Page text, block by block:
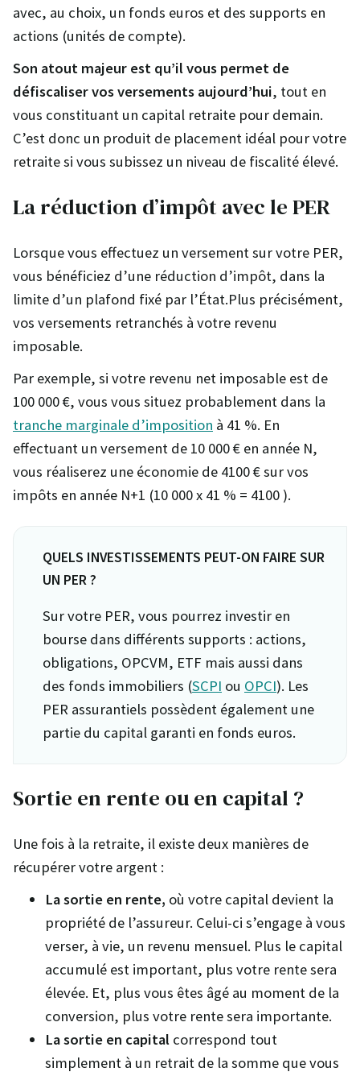
avec, au choix, un fonds euros et des supports en
actions (unités de compte).
Son atout majeur est qu’il vous permet de
défiscaliser vos versements aujourd’hui, tout en
vous constituant un capital retraite pour demain.
C’est donc un produit de placement idéal pour votre
retraite si vous subissez un niveau de fiscalité élevé.
La réduction d’impôt avec le PER
Lorsque vous effectuez un versement sur votre PER,
vous bénéficiez d’une réduction d’impôt, dans la
limite d’un plafond fixé par l’État.Plus précisément,
vos versements retranchés à votre revenu
imposable.
Par exemple, si votre revenu net imposable est de
100 000 €, vous vous situez probablement dans la
tranche marginale d’imposition à 41 %. En
effectuant un versement de 10 000 € en année N,
vous réaliserez une économie de 4100 € sur vos
impôts en année N+1 (10 000 x 41 % = 4100 ).
QUELS INVESTISSEMENTS PEUT-ON FAIRE SUR
UN PER ?
Sur votre PER, vous pourrez investir en
bourse dans différents supports : actions,
obligations, OPCVM, ETF mais aussi dans
des fonds immobiliers (SCPI ou OPCI). Les
PER assurantiels possèdent également une
partie du capital garanti en fonds euros.
Sortie en rente ou en capital ?
Une fois à la retraite, il existe deux manières de
récupérer votre argent :
La sortie en rente, où votre capital devient la
propriété de l’assureur. Celui-ci s’engage à vous
verser, à vie, un revenu mensuel. Plus le capital
accumulé est important, plus votre rente sera
élevée. Et, plus vous êtes âgé au moment de la
conversion, plus votre rente sera importante.
La sortie en capital correspond tout
simplement à un retrait de la somme que vous